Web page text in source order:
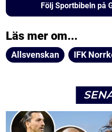
Följ Sportbibeln på
Läs mer om...
Allsvenskan IFK